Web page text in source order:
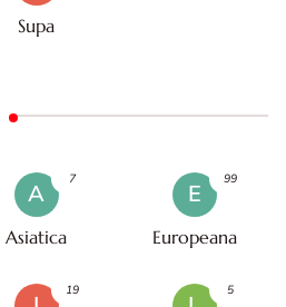
Supa
A
Asiatica
7
E
Europeana
99
19 5